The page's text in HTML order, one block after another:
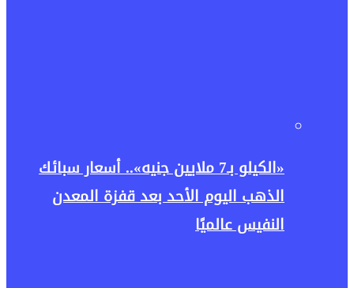
«الكيلو بـ7 ملايين جنيه».. أسعار سبائك
الذهب اليوم الأحد بعد قفزة المعدن
النفيس عالميًا